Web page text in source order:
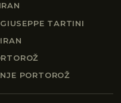
TARTINI
PORTOROŽ